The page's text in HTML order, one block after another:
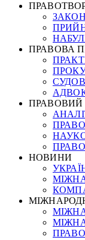
ПРАВОВА
ПРАВОВИЙ
НОВИНИ